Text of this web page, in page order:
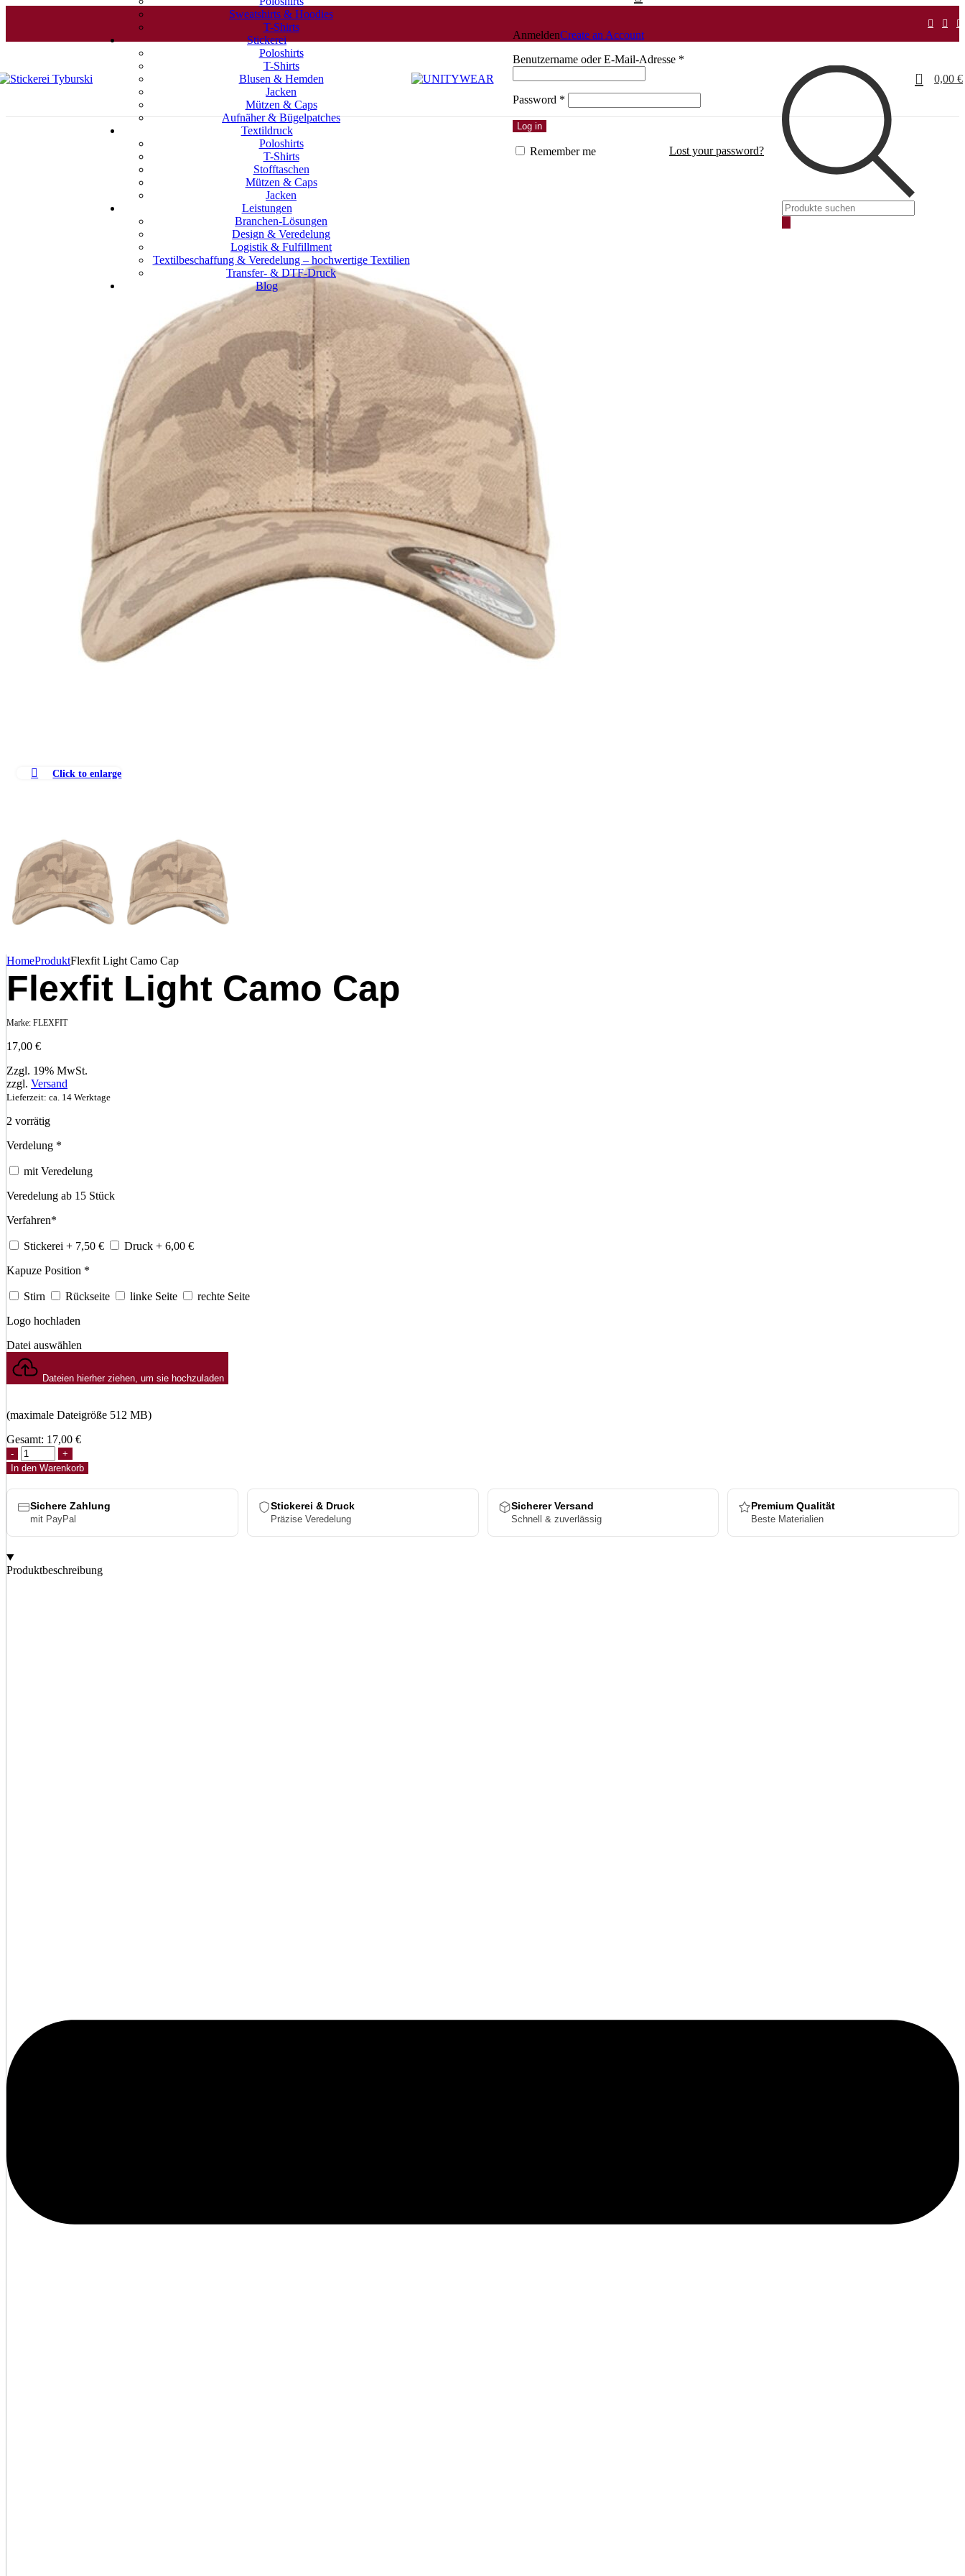
Sweatshirts & Hoodies
T-Shirts
Stickerei
Poloshirts
T-Shirts
Blusen & Hemden
Jacken
Mützen & Caps
Aufnäher & Bügelpatches
Textildruck
Poloshirts
T-Shirts
Stofftaschen
Mützen & Caps
Jacken
Leistungen
Branchen-Lösungen
Design & Veredelung
Logistik & Fulfillment
Textilbeschaffung & Veredelung – hochwertige Textilien
Transfer- & DTF-Druck
Blog
AnmeldenCreate an Account
Benutzername oder E-Mail-Adresse *
Password *
Log in
Lost your password?
Remember me
Products
search
0 0,00 €
Click to enlarge
HomeProduktFlexfit Light Camo Cap
Flexfit Light Camo Cap
Marke: FLEXFIT
17,00 €
Zzgl. 19% MwSt.
zzgl. Versand
Lieferzeit: ca. 14 Werktage
2 vorrätig
Verdelung *
mit Veredelung
Veredelung ab 15 Stück
Verfahren*
Stickerei + 7,50 € Druck + 6,00 €
Kapuze Position *
Stirn Rückseite linke Seite
rechte Seite
Logo hochladen
Datei auswählen
Dateien hierher ziehen, um sie hochzuladen
(maximale Dateigröße 512 MB)
Gesamt: 17,00 €
Flexfit
Light
Camo
Cap
Menge
In den Warenkorb
Sichere Zahlung
mit PayPal
Stickerei & Druck
Präzise Veredelung
Sicherer Versand
Schnell & zuverlässig
Premium Qualität
Beste Materialien
Produktbeschreibung